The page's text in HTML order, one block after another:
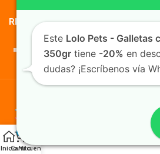
REDES SOCIALES
TusMascotas.cl
InicioCarrito
Mi cuenta
Este Lolo Pets - Galletas
350gr tiene -20% en
dudas? ¡Escríbenos vía